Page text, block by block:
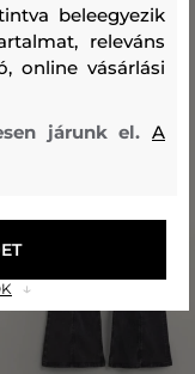
beleegyezik
releváns
online vásárlási
járunk el.A